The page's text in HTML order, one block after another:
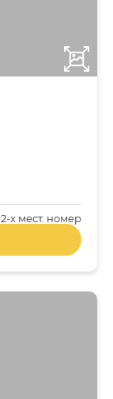
2-x мест. номер